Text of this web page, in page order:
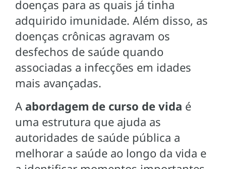
doenças para as quais já tinha
adquirido imunidade. Além disso, as
doenças crônicas agravam os
desfechos de saúde quando
associadas a infecções em idades
mais avançadas.
A abordagem de curso de vida é
uma estrutura que ajuda as
autoridades de saúde pública a
melhorar a saúde ao longo da vida e